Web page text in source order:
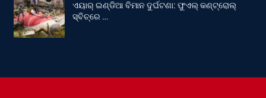
ଏୟାର୍ ଇଣ୍ଡିଆ ବିମାନ ଦୁର୍ଘଟଣା: ଫୁଏଲ୍‌ କଣ୍ଟ୍ରୋଲ୍‌
ସ୍ବିଚ୍‌ରେ …